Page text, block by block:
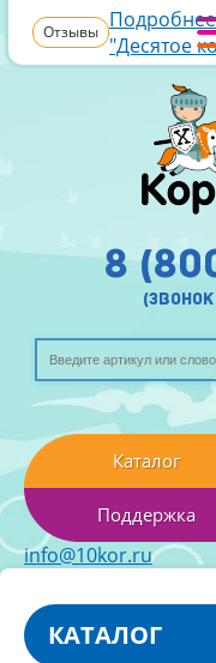
Отзывы
"Десятое
8
Каталог
Поддержка
info@10kor.ru
КАТАЛОГ